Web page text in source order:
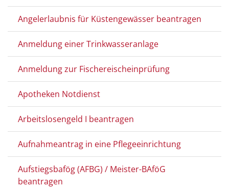
Angelerlaubnis für Küstengewässer beantragen
Anmeldung einer Trinkwasseranlage
Anmeldung zur Fischereischeinprüfung
Apotheken Notdienst
Arbeitslosengeld I beantragen
Aufnahmeantrag in eine Pflegeeinrichtung
Aufstiegsbafög (AFBG) / Meister-BAföG
beantragen